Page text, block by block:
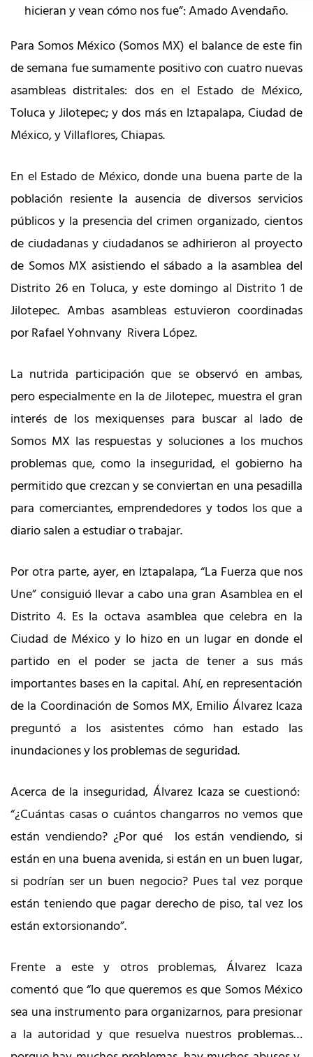
hicieran y vean cómo nos fue”: Amado Avendaño.
Para Somos México (Somos MX) el balance de este fin
de semana fue sumamente positivo con cuatro nuevas
asambleas distritales: dos en el Estado de México,
Toluca y Jilotepec; y dos más en Iztapalapa, Ciudad de
México, y Villaflores, Chiapas.
En el Estado de México, donde una buena parte de la
población resiente la ausencia de diversos servicios
públicos y la presencia del crimen organizado, cientos
de ciudadanas y ciudadanos se adhirieron al proyecto
de Somos MX asistiendo el sábado a la asamblea del
Distrito 26 en Toluca, y este domingo al Distrito 1 de
Jilotepec. Ambas asambleas estuvieron coordinadas
por Rafael Yohnvany Rivera López.
La nutrida participación que se observó en ambas,
pero especialmente en la de Jilotepec, muestra el gran
interés de los mexiquenses para buscar al lado de
Somos MX las respuestas y soluciones a los muchos
problemas que, como la inseguridad, el gobierno ha
permitido que crezcan y se conviertan en una pesadilla
para comerciantes, emprendedores y todos los que a
diario salen a estudiar o trabajar.
Por otra parte, ayer, en Iztapalapa, “La Fuerza que nos
Une” consiguió llevar a cabo una gran Asamblea en el
Distrito 4. Es la octava asamblea que celebra en la
Ciudad de México y lo hizo en un lugar en donde el
partido en el poder se jacta de tener a sus más
importantes bases en la capital. Ahí, en representación
de la Coordinación de Somos MX, Emilio Álvarez Icaza
preguntó a los asistentes cómo han estado las
inundaciones y los problemas de seguridad.
Acerca de la inseguridad, Álvarez Icaza se cuestionó:
“¿Cuántas casas o cuántos changarros no vemos que
están vendiendo? ¿Por qué los están vendiendo, si
están en una buena avenida, si están en un buen lugar,
si podrían ser un buen negocio? Pues tal vez porque
están teniendo que pagar derecho de piso, tal vez los
están extorsionando”.
Frente a este y otros problemas, Álvarez Icaza
comentó que “lo que queremos es que Somos México
sea una instrumento para organizarnos, para presionar
a la autoridad y que resuelva nuestros problemas…